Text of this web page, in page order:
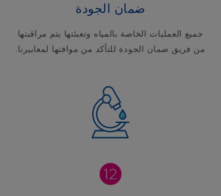
ضمان الجودة
جميع العمليات الخاصة بالمياه وتعبئتها يتم مراقبتها
من فريق ضمان الجودة للتأكد من موافتها لمعاييرنا.